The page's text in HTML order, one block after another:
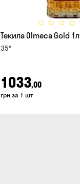
Текила Olmeca Gold 1л
35°
1033,00
грн за 1 шт